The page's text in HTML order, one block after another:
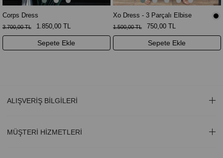
Corps Dress
1.850,00 TL
3.700,00 TL
Sepete Ekle
Xo Dress - 3 Parçalı Elbise
750,00 TL
1.500,00 TL
Sepete Ekle
ALIŞVERİŞ BİLGİLERİ
MÜŞTERİ HİZMETLERİ